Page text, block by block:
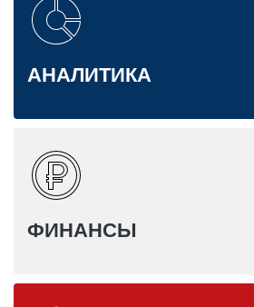
АНАЛИТИКА
ФИНАНСЫ